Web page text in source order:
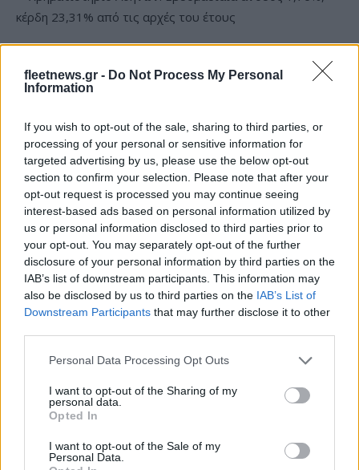
fleetnews.gr - Do Not Process My Personal
Information
If you wish to opt-out of the sale, sharing to third parties, or
processing of your personal or sensitive information for
targeted advertising by us, please use the below opt-out
section to confirm your selection. Please note that after your
opt-out request is processed you may continue seeing
interest-based ads based on personal information utilized by
us or personal information disclosed to third parties prior to
your opt-out. You may separately opt-out of the further
disclosure of your personal information by third parties on the
IAB’s list of downstream participants. This information may
also be disclosed by us to third parties on the IAB’s List of
Downstream Participants that may further disclose it to other
Please note that this website/app uses one or more Google
not limited to your visit or usage behaviour. You may click to
grant or deny consent to Google and its third-party tags to
use your data for below specified purposes in below Google
consent section.
Personal Data Processing Opt Outs
I want to opt-out of the Sharing of my
personal data.
Opted In
I want to opt-out of the Sale of my
Personal Data.
23,31% από τις αρχές του έτους
Ελληνική Αναπτυξιακή
Τράπεζα: Με «προίκα» 2
δισ. ευρώ ανοίγει δρόμο για
δάνεια έως 5 δισ. σε
μικρομεσαίες
Υπ. Μεταφορών: Οριστική
λύση στο ζήτημα των
πινακίδων κυκλοφορίας -
Τέλος στις χρονοβόρες
διαδικασίες